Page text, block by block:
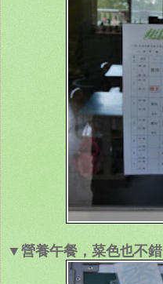
▼營養午餐，菜色也不錯